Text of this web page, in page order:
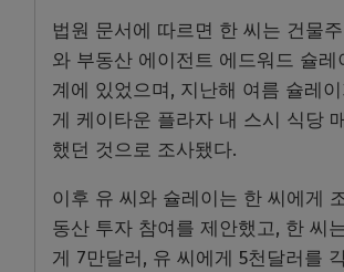
법원 문서에 따르면 한 씨는 건물
와 부동산 에이전트 에드워드 슐레
계에 있었으며, 지난해 여름 슐레이
게 케이타운 플라자 내 스시 식당
했던 것으로 조사됐다.
이후 유 씨와 슐레이는 한 씨에게
동산 투자 참여를 제안했고, 한 씨
게 7만달러, 유 씨에게 5천달러를